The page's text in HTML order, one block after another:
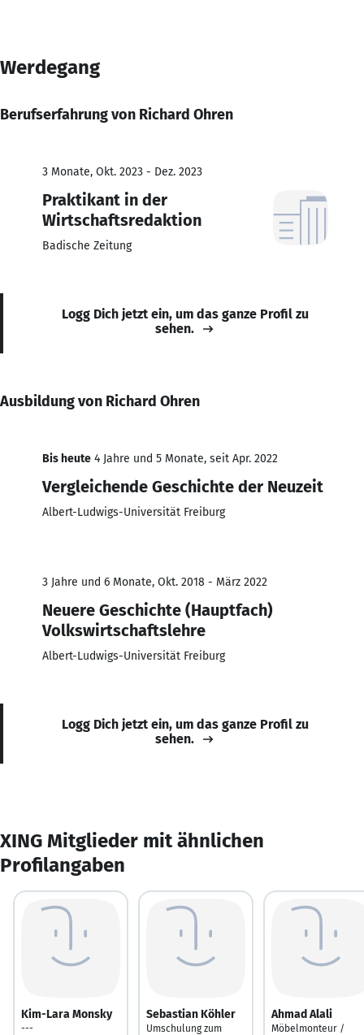
Werdegang
Berufserfahrung von Richard Ohren
3 Monate, Okt. 2023 - Dez. 2023
Praktikant in der
Wirtschaftsredaktion
Badische Zeitung
Logg Dich jetzt ein, um das ganze Profil zu
sehen.
Ausbildung von Richard Ohren
Bis heute 4 Jahre und 5 Monate, seit Apr. 2022
Vergleichende Geschichte der Neuzeit
Albert-Ludwigs-Universität Freiburg
3 Jahre und 6 Monate, Okt. 2018 - März 2022
Neuere Geschichte (Hauptfach)
Volkswirtschaftslehre
Albert-Ludwigs-Universität Freiburg
Logg Dich jetzt ein, um das ganze Profil zu
sehen.
XING Mitglieder mit ähnlichen
Profilangaben
Kim-Lara Monsky
---
Sebastian Köhler
Umschulung zum
Ahmad Alali
Möbelmonteur /